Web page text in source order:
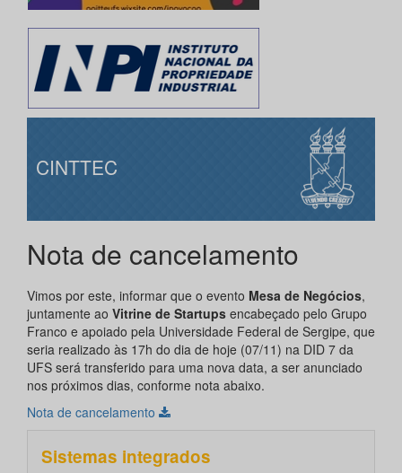
CINTTEC
Nota de cancelamento
Vimos por este, informar que o evento Mesa de Negócios,
juntamente ao Vitrine de Startups encabeçado pelo Grupo
Franco e apoiado pela Universidade Federal de Sergipe, que
seria realizado às 17h do dia de hoje (07/11) na DID 7 da
UFS será transferido para uma nova data, a ser anunciado
nos próximos dias, conforme nota abaixo.
Nota de cancelamento
Sistemas integrados